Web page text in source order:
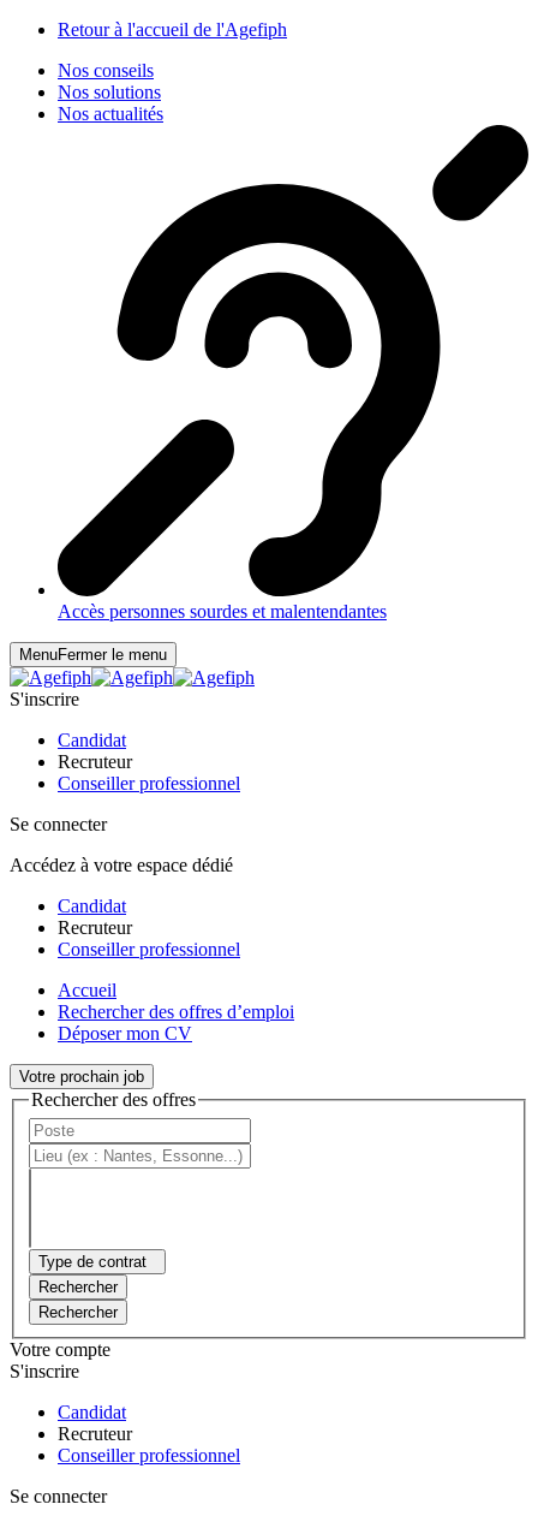
Retour à l'accueil de l'Agefiph
Nos conseils
Nos solutions
Nos actualités
Accès personnes sourdes et malentendantes
MenuFermer le menu
S'inscrire
Candidat
Recruteur
Conseiller professionnel
Se connecter
Accédez à votre espace dédié
Candidat
Recruteur
Conseiller professionnel
Accueil
Rechercher des offres d’emploi
Déposer mon CV
Votre prochain job
Rechercher des offres
Type de contrat
Rechercher
Rechercher
Votre compte
S'inscrire
Candidat
Recruteur
Conseiller professionnel
Se connecter